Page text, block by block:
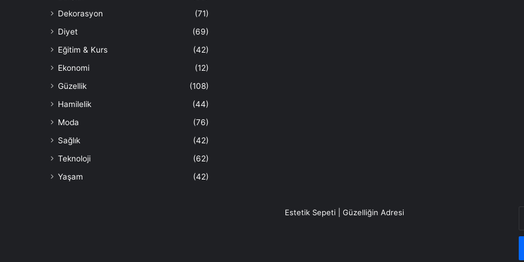
Dekorasyon
(71)
Diyet
(69)
Eğitim & Kurs
(42)
Ekonomi
(12)
Güzellik
(108)
Hamilelik
(44)
Moda
(76)
Sağlık
(42)
Teknoloji
(62)
Yaşam
(42)
Estetik Sepeti | Güzelliğin Adresi